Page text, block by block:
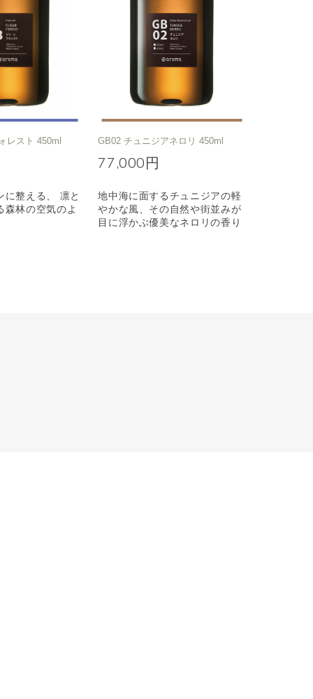
レスト 450ml
に整える、 凛と
森林の空気のよ
GB02 チュニジアネロリ 450ml
77,000円
地中海に面するチュニジアの軽
やかな風、その自然や街並みが
目に浮かぶ優美なネロリの香り